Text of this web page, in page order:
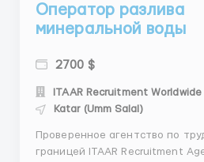
Оператор разлива
минеральной воды
2700 $
ITAAR Recruitment Worldwide
Katar (Umm Salal)
Проверенное агентство по
границей ITAAR Recruitment